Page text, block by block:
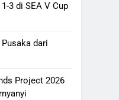
3 di SEA V Cup
dari
Project 2026